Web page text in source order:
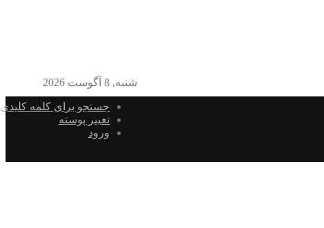
شنبه, 8 آگوست 2026
جستجو برای کلمه کلیدی
تغییر پوسته
ورود